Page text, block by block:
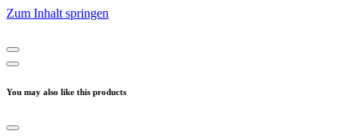
Zum Inhalt springen
You may also like this products